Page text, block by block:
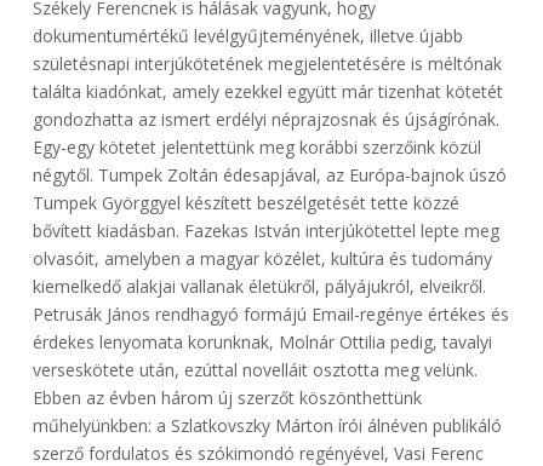
Székely Ferencnek is hálásak vagyunk, hogy
dokumentumértékű levélgyűjteményének, illetve újabb
születésnapi interjúkötetének megjelentetésére is méltónak
találta kiadónkat, amely ezekkel együtt már tizenhat kötetét
gondozhatta az ismert erdélyi néprajzosnak és újságírónak.
Egy-egy kötetet jelentettünk meg korábbi szerzőink közül
négytől. Tumpek Zoltán édesapjával, az Európa-bajnok úszó
Tumpek Györggyel készített beszélgetését tette közzé
bővített kiadásban. Fazekas István interjúkötettel lepte meg
olvasóit, amelyben a magyar közélet, kultúra és tudomány
kiemelkedő alakjai vallanak életükről, pályájukról, elveikről.
Petrusák János rendhagyó formájú Email-regénye értékes és
érdekes lenyomata korunknak, Molnár Ottilia pedig, tavalyi
verseskötete után, ezúttal novelláit osztotta meg velünk.
Ebben az évben három új szerzőt köszönthettünk
műhelyünkben: a Szlatkovszky Márton írói álnéven publikáló
szerző fordulatos és szókimondó regényével, Vasi Ferenc